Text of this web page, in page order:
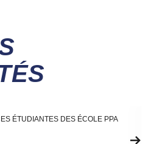
ÉTUDIANTES DES ÉCOLE PPA